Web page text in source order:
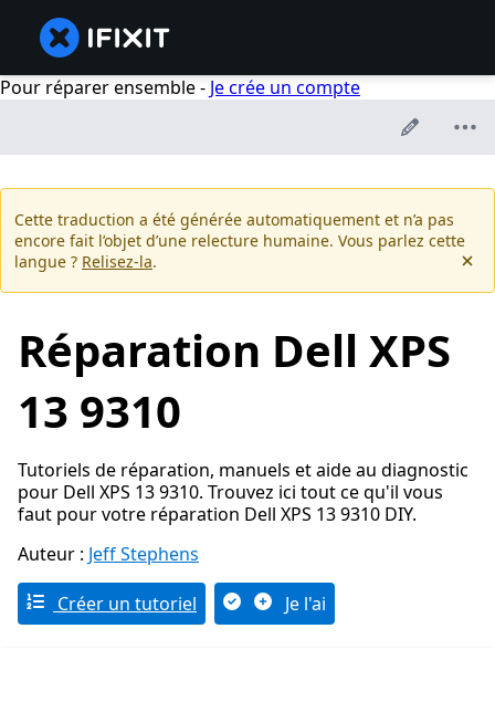
Pour réparer ensemble - Je crée un compte
Cette traduction a été générée automatiquement et n’a pas
encore fait l’objet d’une relecture humaine. Vous parlez cette
langue ? Relisez-la.
Réparation Dell XPS
13 9310
Tutoriels de réparation, manuels et aide au diagnostic
pour Dell XPS 13 9310. Trouvez ici tout ce qu'il vous
faut pour votre réparation Dell XPS 13 9310 DIY.
Auteur : Jeff Stephens
Créer un tutoriel Je l'ai